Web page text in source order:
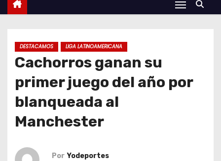
DESTACAMOS LIGA LATINOAMERICANA
Cachorros ganan su
primer juego del año por
blanqueada al
Manchester
Por Yodeportes